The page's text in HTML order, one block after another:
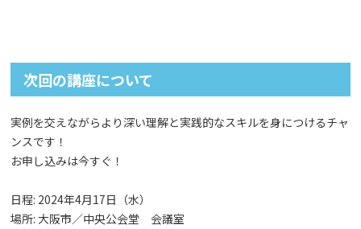
次回の講座について
実例を交えながらより深い理解と実践的なスキルを身につけるチャ
ンスです！
お申し込みは今すぐ！
日程: 2024年4月17日（水）
場所: 大阪市／中央公会堂 会議室